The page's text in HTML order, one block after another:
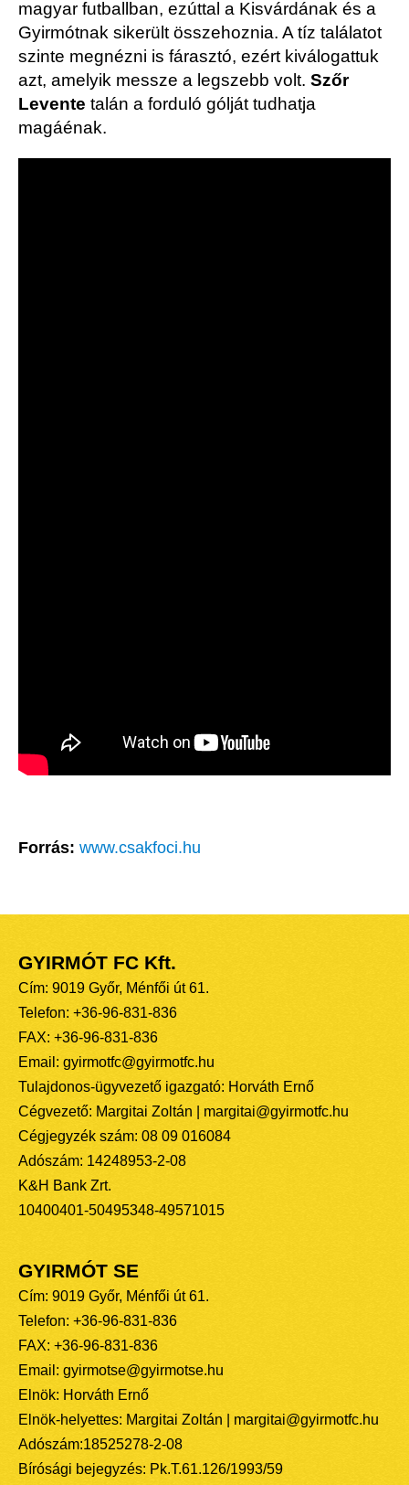
magyar futballban, ezúttal a Kisvárdának és a
Gyirmótnak sikerült összehoznia. A tíz találatot
szinte megnézni is fárasztó, ezért kiválogattuk
azt, amelyik messze a legszebb volt. Szőr
Levente talán a forduló gólját tudhatja
magáénak.
Forrás: www.csakfoci.hu
GYIRMÓT FC Kft.
Cím: 9019 Győr, Ménfői út 61.
Telefon: +36-96-831-836
FAX: +36-96-831-836
Email: gyirmotfc@gyirmotfc.hu
Tulajdonos-ügyvezető igazgató: Horváth Ernő
Cégvezető: Margitai Zoltán | margitai@gyirmotfc.hu
Cégjegyzék szám: 08 09 016084
Adószám: 14248953-2-08
K&H Bank Zrt.
10400401-50495348-49571015
GYIRMÓT SE
Cím: 9019 Győr, Ménfői út 61.
Telefon: +36-96-831-836
FAX: +36-96-831-836
Email: gyirmotse@gyirmotse.hu
Elnök: Horváth Ernő
Elnök-helyettes: Margitai Zoltán | margitai@gyirmotfc.hu
Adószám:18525278-2-08
Bírósági bejegyzés: Pk.T.61.126/1993/59